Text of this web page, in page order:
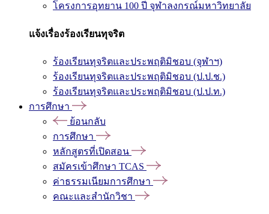
โครงการอุทยาน 100 ปี จุฬาลงกรณ์มหาวิทยาลัย
แจ้งเรื่องร้องเรียนทุจริต
ร้องเรียนทุจริตและประพฤติมิชอบ (จุฬาฯ)
ร้องเรียนทุจริตและประพฤติมิชอบ (ป.ป.ช.)
ร้องเรียนทุจริตและประพฤติมิชอบ (ป.ป.ท.)
การศึกษา
ย้อนกลับ
การศึกษา
หลักสูตรที่เปิดสอน
สมัครเข้าศึกษา TCAS
ค่าธรรมเนียมการศึกษา
คณะและสำนักวิชา